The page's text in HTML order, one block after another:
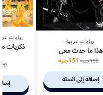
روايات عربية
هذا ما حدث معي
190جنيه 151جنيه
إضافة إلى السلة
روايات
ذكريات
90